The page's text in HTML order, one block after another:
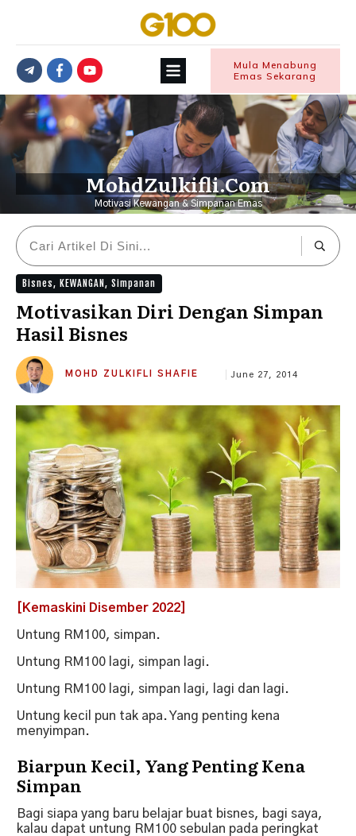
Mula Menabung
Emas Sekarang
MohdZulkifli.Com
Motivasi Kewangan & Simpanan Emas
Bisnes, KEWANGAN, Simpanan
Motivasikan Diri Dengan Simpan
Hasil Bisnes
MOHD ZULKIFLI SHAFIE June 27, 2014
[Kemaskini Disember 2022]
Untung RM100, simpan.
Untung RM100 lagi, simpan lagi.
Untung RM100 lagi, simpan lagi, lagi dan lagi.
Untung kecil pun tak apa. Yang penting kena
menyimpan.
Biarpun Kecil, Yang Penting Kena
Simpan
Bagi siapa yang baru belajar buat bisnes, bagi saya,
kalau dapat untung RM100 sebulan pada peringkat